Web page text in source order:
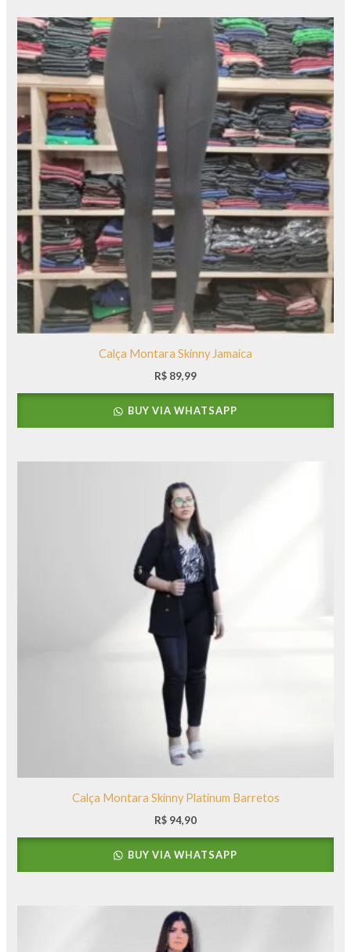
Calça Montara Skinny Jamaica
R$ 89,99
BUY VIA WHATSAPP
Calça Montara Skinny Platinum Barretos
R$ 94,90
BUY VIA WHATSAPP